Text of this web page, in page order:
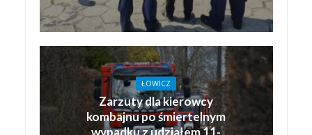
ŁOWICZ
Zarzuty dla kierowcy
kombajnu po śmiertelnym
wypadku z udziałem 11-